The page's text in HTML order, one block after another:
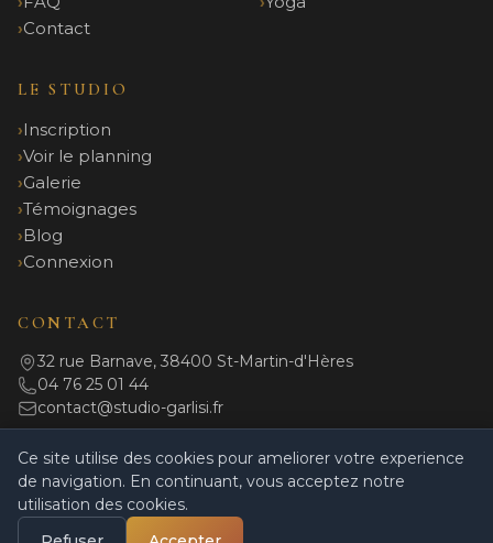
Contact
LE STUDIO
Inscription
Voir le planning
Galerie
Témoignages
Blog
Connexion
CONTACT
32 rue Barnave, 38400 St-Martin-d'Hères
04 76 25 01 44
contact@studio-garlisi.fr
© 2026 Studio Garlisi. Tous droits réservés.
Mentions légales|Politique de confidentialité
Règlement intérieur
Ce site utilise des cookies pour ameliorer votre experience
de navigation. En continuant, vous acceptez notre
utilisation des cookies.